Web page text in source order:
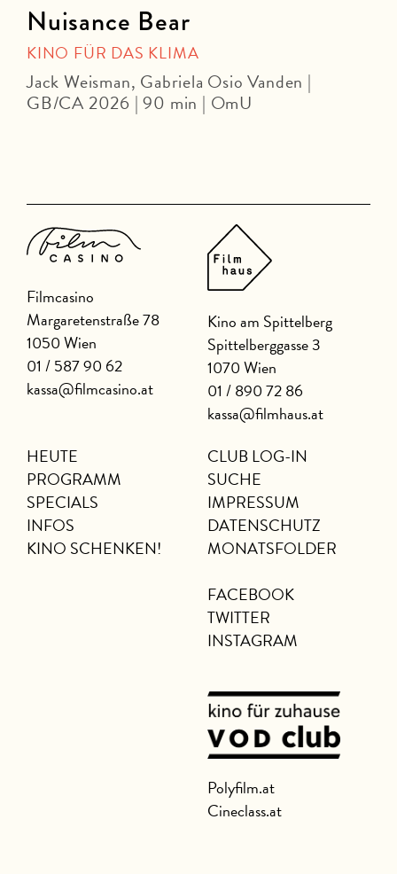
Nuisance Bear
KINO FÜR DAS KLIMA
Jack Weisman, Gabriela Osio Vanden |
GB/CA 2026 | 90 min | OmU
Filmcasino
Margaretenstraße 78
1050 Wien
01 / 587 90 62
kassa@filmcasino.at
Kino am Spittelberg
Spittelberggasse 3
1070 Wien
01 / 890 72 86
kassa@filmhaus.at
HEUTE
PROGRAMM
SPECIALS
INFOS
KINO SCHENKEN!
CLUB LOG-IN
SUCHE
IMPRESSUM
DATENSCHUTZ
MONATSFOLDER
FACEBOOK
TWITTER
INSTAGRAM
Polyfilm.at
Cineclass.at